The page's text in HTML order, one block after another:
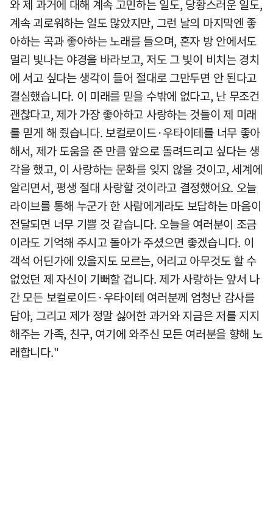
와 제 과거에 대해 계속 고민하는 일도, 당황스러운 일도,
계속 괴로워하는 일도 많았지만, 그런 날의 마지막엔 좋
아하는 곡과 좋아하는 노래를 들으며, 혼자 방 안에서도
멀리 빛나는 야경을 바라보고, 저도 그 빛이 비치는 경치
에 서고 싶다는 생각이 들어 절대로 그만두면 안 된다고
결심했습니다. 이 미래를 믿을 수밖에 없다고, 난 무조건
괜찮다고, 제가 가장 좋아하고 사랑하는 것들이 제 미래
를 믿게 해 줬습니다. 보컬로이드·우타이테를 너무 좋아
해서, 제가 도움을 준 만큼 앞으로 돌려드리고 싶다는 생
각을 했고, 이 사랑하는 문화를 잊지 않을 것이고, 세계에
알리면서, 평생 절대 사랑할 것이라고 결정했어요. 오늘
라이브를 통해 누군가 한 사람에게라도 보답하는 마음이
전달되면 너무 기쁠 것 같습니다. 오늘을 여러분이 조금
이라도 기억해 주시고 돌아가 주셨으면 좋겠습니다. 이
객석 어딘가에 있을지도 모르는, 어리고 아무것도 할 수
없었던 제 자신이 기뻐할 겁니다. 제가 사랑하는 앞서 나
간 모든 보컬로이드·우타이테 여러분께 엄청난 감사를
담아, 그리고 제가 정말 싫어한 과거와 지금은 저를 지지
해주는 가족, 친구, 여기에 와주신 모든 여러분을 향해 노
래합니다."